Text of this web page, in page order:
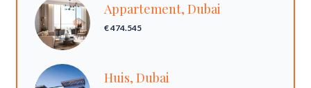
Appartement, Dubai
€ 474.545
Huis, Dubai